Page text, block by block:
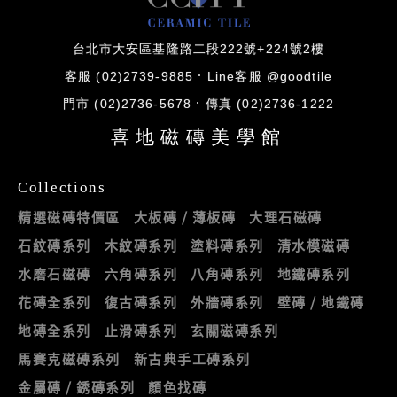
台北市大安區基隆路二段222號+224號2樓
客服 (02)2739-9885 Line客服 @goodtile
門市 (02)2736-5678 傳真 (02)2736-1222
喜地磁磚美學館
Collections
精選磁磚特價區 大板磚 / 薄板磚
大理石磁磚
石紋磚系列
木紋磚系列 塗料磚系列
清水模磁磚
水磨石磁磚
六角磚系列 八角磚系列
地鐵磚系列
花磚全系列
復古磚系列 外牆磚系列
壁磚 / 地鐵磚
地磚全系列
止滑磚系列
玄關磁磚系列
馬賽克磁磚系列
新古典手工磚系列
金屬磚 / 銹磚系列
顏色找磚